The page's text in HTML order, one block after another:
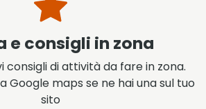
e consigli in zona
consigli di attività da fare in zona.
Google maps se ne hai una sul tuo
sito